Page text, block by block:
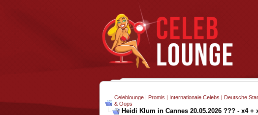
Celeblounge | Promis | Internationale Celebs | Deutsche
& Oops
Heidi Klum in Cannes 20.05.2026 ??? - x4 +